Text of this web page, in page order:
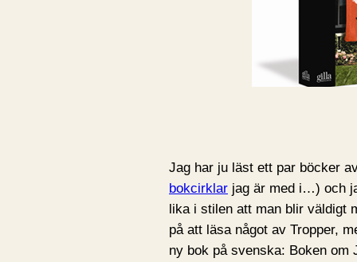
Jag har ju läst ett par böcker
bokcirklar jag är med i…) och
lika i stilen att man blir väldigt
på att läsa något av Tropper,
ny bok på svenska: Boken om